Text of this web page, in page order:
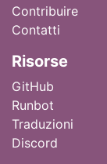
Contribuire
Contatti
Risorse
GitHub
Runbot
Traduzioni
Discord